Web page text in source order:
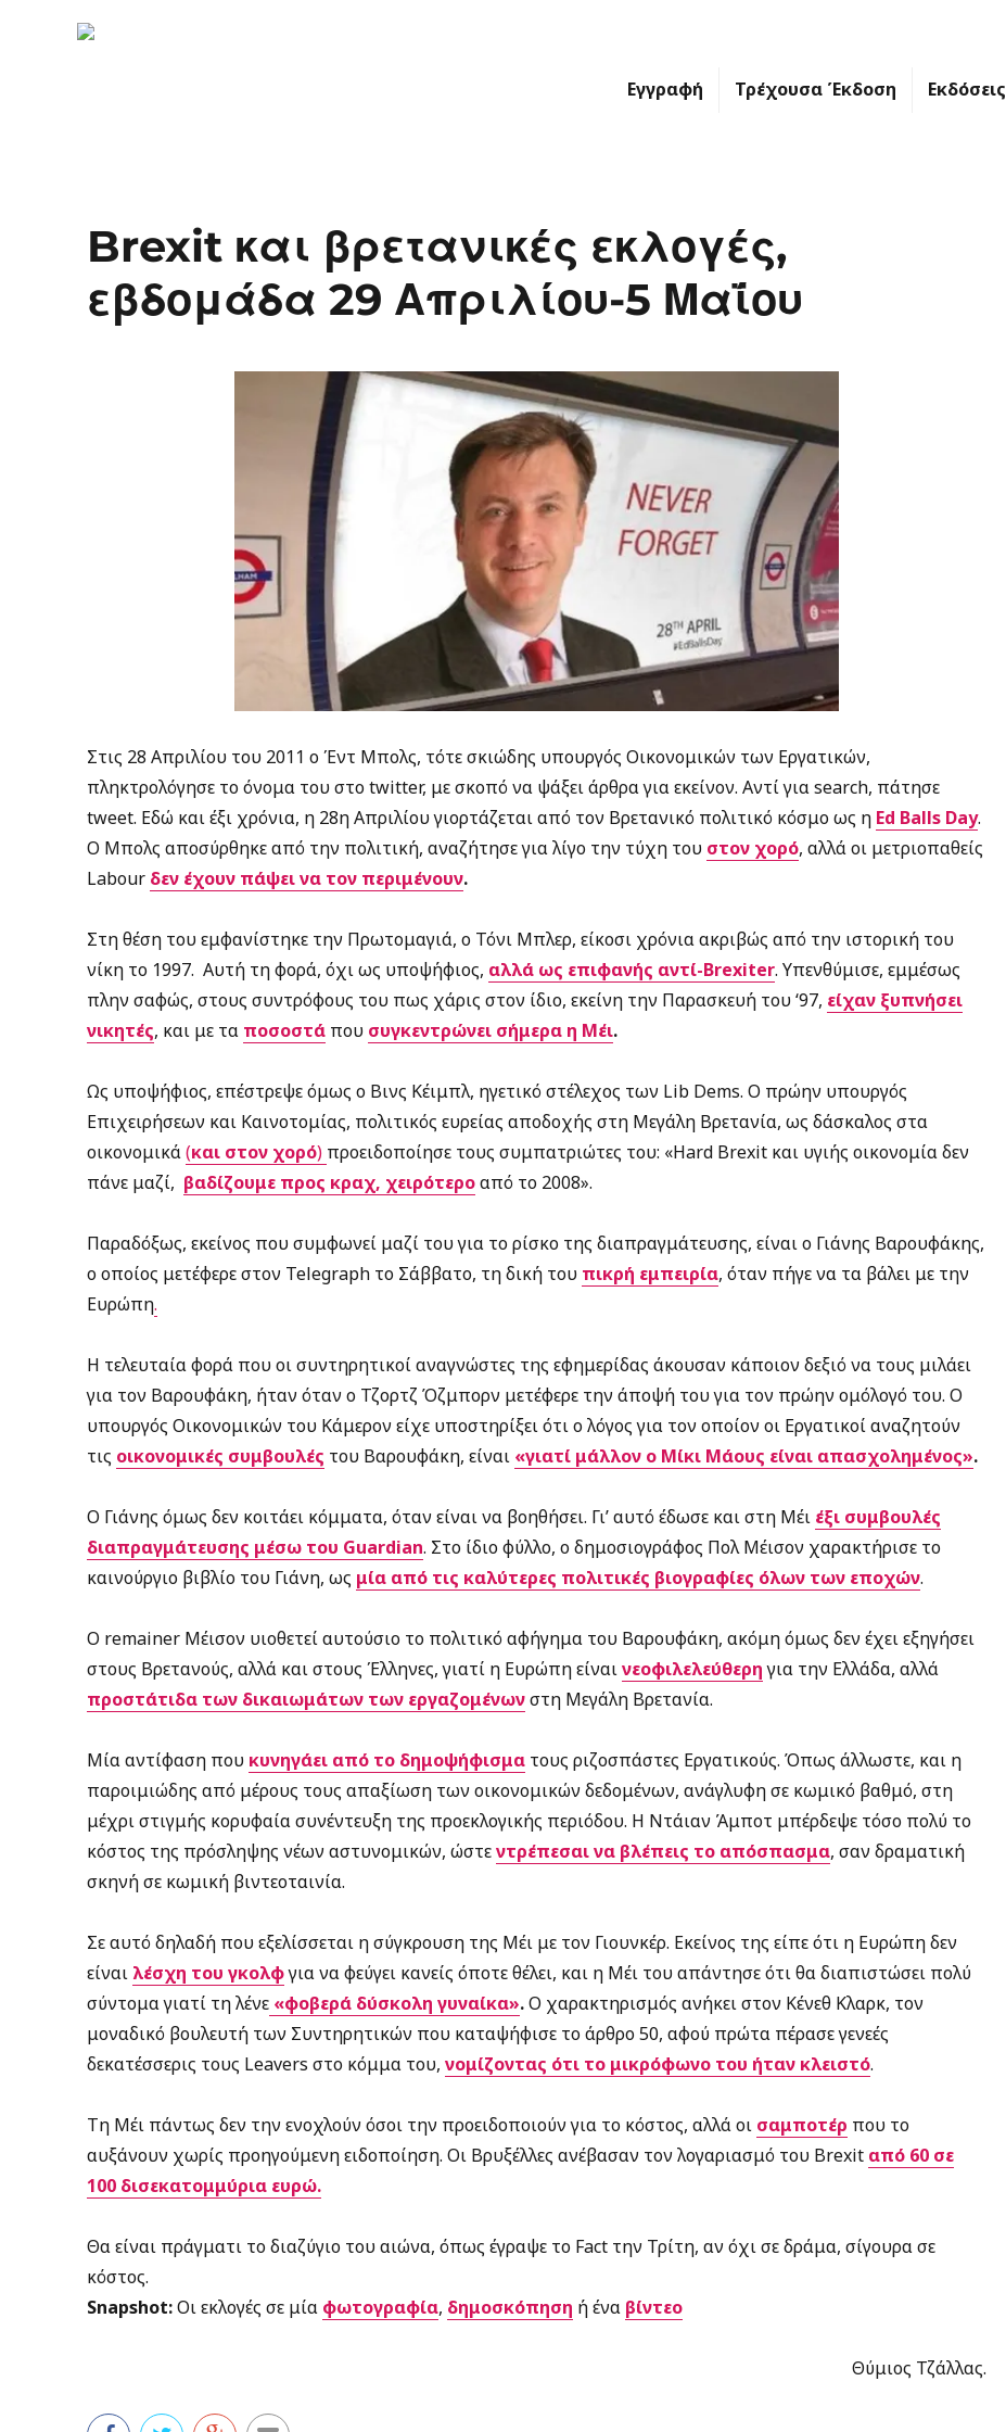
Εγγραφή Τρέχουσα Έκδοση Εκδόσεις
Brexit και βρετανικές εκλογές,
εβδομάδα 29 Απριλίου-5 Μαΐου
Στις 28 Απριλίου του 2011 ο Έντ Μπολς, τότε σκιώδης υπουργός Οικονομικών των Εργατικών,
πληκτρολόγησε το όνομα του στο twitter, με σκοπό να ψάξει άρθρα για εκείνον. Αντί για search, πάτησε
tweet. Εδώ και έξι χρόνια, η 28η Απριλίου γιορτάζεται από τον Βρετανικό πολιτικό κόσμο ως η Ed Balls Day.
Ο Μπολς αποσύρθηκε από την πολιτική, αναζήτησε για λίγο την τύχη του στον χορό, αλλά οι μετριοπαθείς
Labour δεν έχουν πάψει να τον περιμένουν.
Στη θέση του εμφανίστηκε την Πρωτομαγιά, ο Τόνι Μπλερ, είκοσι χρόνια ακριβώς από την ιστορική του
νίκη το 1997. Αυτή τη φορά, όχιως υποψήφιος, αλλά ως επιφανής αντί-Brexiter. Υπενθύμισε, εμμέσως
πλην σαφώς, στους συντρόφους του πως χάρις στον ίδιο, εκείνη την Παρασκευή του ‘97, είχαν ξυπνήσει
νικητές, και με τα ποσοστά που συγκεντρώνει σήμερα η Μέι.
Ως υποψήφιος, επέστρεψε όμως ο Βινς Κέιμπλ, ηγετικό στέλεχος των Lib Dems. Ο πρώην υπουργός
Επιχειρήσεων και Καινοτομίας, πολιτικός ευρείας αποδοχής στη Μεγάλη Βρετανία, ως δάσκαλος στα
οικονομικά(και στον χορό) προειδοποίησε τους συμπατριώτες του: «Hard Brexit και υγιής οικονομία δεν
πάνε μαζί, βαδίζουμε προς κραχ, χειρότεροαπό το 2008».
Παραδόξως, εκείνος που συμφωνεί μαζί του για το ρίσκο της διαπραγμάτευσης, είναι ο Γιάνης Βαρουφάκης,
ο οποίος μετέφερε στον Telegraph το Σάββατο, τη δική του πικρή εμπειρία, όταν πήγε να τα βάλει με την
Ευρώπη.
H τελευταία φορά που οι συντηρητικοί αναγνώστες της εφημερίδας άκουσαν κάποιον δεξιό να τους μιλάει
για τον Βαρουφάκη, ήταν όταν ο Τζορτζ Όζμπορν μετέφερε την άποψή του για τον πρώην ομόλογό του. O
υπουργός Οικονομικών του Κάμερον είχε υποστηρίξει ότι ο λόγος για τον οποίον οι Εργατικοί αναζητούν
τις οικονομικές συμβουλές του Βαρουφάκη, είναι «γιατί μάλλον ο Μίκι Μάους είναι απασχολημένος».
Ο Γιάνης όμως δεν κοιτάει κόμματα, όταν είναι να βοηθήσει. Γι’ αυτό έδωσε και στη Μέι έξι συμβουλές
διαπραγμάτευσης μέσω του Guardian. Στο ίδιο φύλλο, ο δημοσιογράφος Πολ Μέισον χαρακτήρισε το
καινούργιο βιβλίο του Γιάνη, ως μία από τις καλύτερες πολιτικές βιογραφίες όλων των εποχών.
Ο remainer Μέισον υιοθετεί αυτούσιο το πολιτικό αφήγημα του Βαρουφάκη, ακόμη όμως δεν έχει εξηγήσει
στους Βρετανούς, αλλά και στους Έλληνες, γιατί η Ευρώπη είναινεοφιλελεύθερηγια την Ελλάδα, αλλά
προστάτιδα των δικαιωμάτων των εργαζομένωνστη Μεγάλη Βρετανία.
Μία αντίφαση που κυνηγάει από το δημοψήφισμα τους ριζοσπάστες Εργατικούς. Όπως άλλωστε, και η
παροιμιώδης από μέρους τους απαξίωση των οικονομικών δεδομένων, ανάγλυφη σε κωμικό βαθμό, στη
μέχρι στιγμής κορυφαία συνέντευξη της προεκλογικής περιόδου. Η Ντάιαν Άμποτ μπέρδεψε τόσο πολύ το
κόστος της πρόσληψης νέων αστυνομικών, ώστεντρέπεσαι να βλέπεις το απόσπασμα, σαν δραματική
σκηνή σε κωμική βιντεοταινία.
Σε αυτό δηλαδή που εξελίσσεται η σύγκρουση της Μέι με τον Γιουνκέρ. Εκείνος της είπε ότι η Ευρώπη δεν
είναι λέσχη του γκολφγια να φεύγει κανείς όποτε θέλει, και η Μέι του απάντησε ότι θα διαπιστώσει πολύ
σύντομα γιατί τη λένε «φοβερά δύσκολη γυναίκα».Ο χαρακτηρισμός ανήκει στον Κένεθ Κλαρκ, τον
μοναδικό βουλευτή των Συντηρητικών που καταψήφισε το άρθρο 50, αφού πρώτα πέρασε γενεές
δεκατέσσερις τους Leavers στο κόμμα του,νομίζοντας ότι το μικρόφωνο του ήταν κλειστό.
Τη Μέι πάντως δεν την ενοχλούν όσοι την προειδοποιούν για το κόστος, αλλά οι σαμποτέρ που το
αυξάνουν χωρίς προηγούμενη ειδοποίηση. Οι Βρυξέλλες ανέβασαν τον λογαριασμό του Brexit από 60 σε
100 δισεκατομμύρια ευρώ.
Θα είναι πράγματι το διαζύγιο του αιώνα, όπως έγραψε το Fact την Τρίτη, αν όχι σε δράμα, σίγουρα σε
κόστος.
Snapshot:Οι εκλογέςσε μία φωτογραφία, δημοσκόπηση ήένα βίντεο
Θύμιος Τζάλλας.